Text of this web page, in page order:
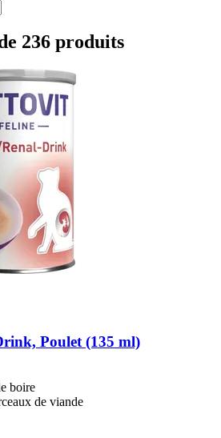
236 produits
Poulet (135 ml)
boire
de viande